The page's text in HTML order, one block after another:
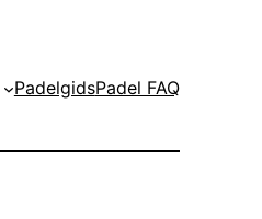
PadelgidsPadel FAQ